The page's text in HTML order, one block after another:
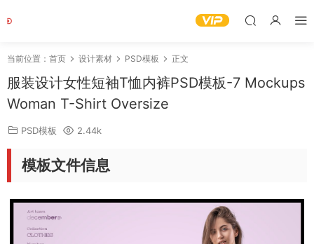
当前位置： 首页 设计素材 PSD模板 正文
服装设计女性短袖T恤内裤PSD模板-7 Mockups
Woman T-Shirt Oversize
PSD模板 2.44k
模板文件信息